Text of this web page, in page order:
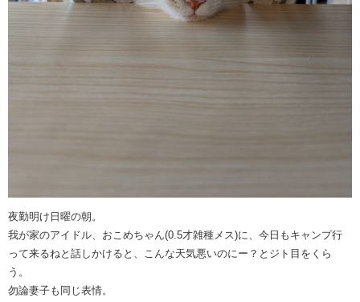
夜勤明け日曜の朝。
我が家のアイドル、おこめちゃん(0.5才雑種メス)に、今日もキャンプ行
って来るねと話しかけると、こんな天気悪いのにー？とジト目をくら
う。
勿論妻子も同じ表情。